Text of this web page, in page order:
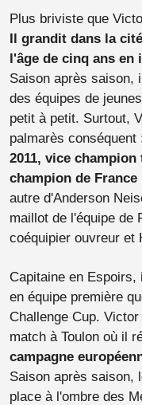
Plus briviste que
Il grandit dans la
l'âge de cinq ans en
Saison après saison,
des équipes de
petit à petit. Surtout,
palmarès conséquent
2011, vice
champion de France
autre d'Anderson
maillot de l'équipe de
coéquipier ouvreur et
Capitaine en
en équipe première
Challenge Cup.
match à Toulon où il
campagne
Saison après saison,
place à l'ombre des